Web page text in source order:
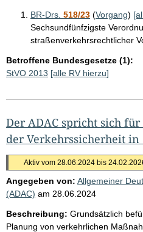
BR-Drs. 518/23 (Vorgang)
Sechsundfünfzigste
straßenverkehrsrechtlicher
Betroffene Bundesgesetze (1):
StVO 2013 [alle RV hierzu]
Der ADAC spricht sich
der Verkehrssicherheit in
Aktiv vom 28.06.2024 bis
Angegeben von: Allgemeiner
(ADAC) am 28.06.2024
Beschreibung: Grundsätzlich
Planung von verkehrlichen